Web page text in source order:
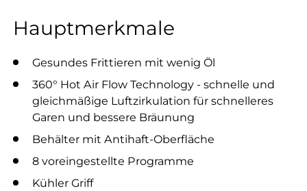
Hauptmerkmale
Gesundes Frittieren mit wenig Öl
360° Hot Air Flow Technology - schnelle und
gleichmäßige Luftzirkulation für schnelleres
Garen und bessere Bräunung
Behälter mit Antihaft-Oberfläche
8 voreingestellte Programme
Kühler Griff